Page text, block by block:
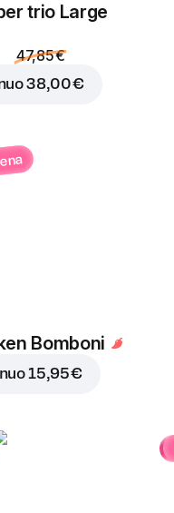
trio Large
47,85 €
38,00 €
Bomboni
nuo15,95 €